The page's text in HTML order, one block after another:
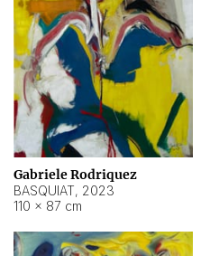
Gabriele Rodriquez
BASQUIAT, 2023
110 × 87 cm